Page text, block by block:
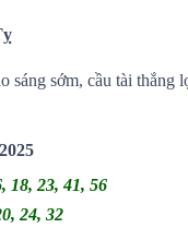
sáng sớm, cầu tài thắng
18, 23, 41, 56
24, 32